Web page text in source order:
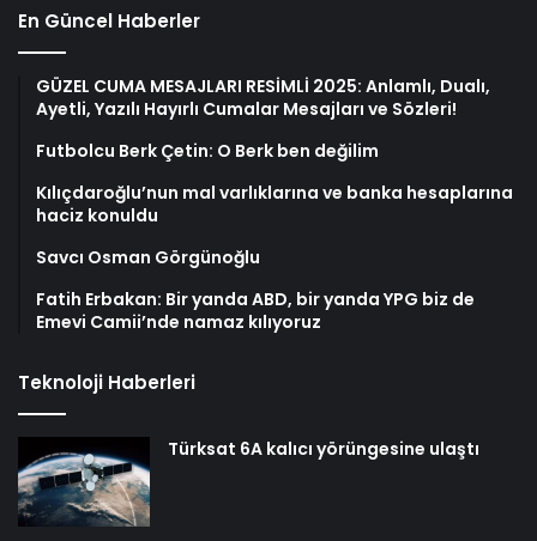
En Güncel Haberler
GÜZEL CUMA MESAJLARI RESİMLİ 2025: Anlamlı, Dualı,
Ayetli, Yazılı Hayırlı Cumalar Mesajları ve Sözleri!
Futbolcu Berk Çetin: O Berk ben değilim
Kılıçdaroğlu’nun mal varlıklarına ve banka hesaplarına
haciz konuldu
Savcı Osman Görgünoğlu
Fatih Erbakan: Bir yanda ABD, bir yanda YPG biz de
Emevi Camii’nde namaz kılıyoruz
Teknoloji Haberleri
Türksat 6A kalıcı yörüngesine ulaştı